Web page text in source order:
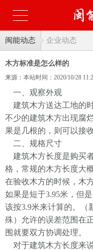
闽能动态 企业动态
木方标准是怎么样的
来源：本站时间：2020/10/28
一、观察外观
建筑木方送达工地的
不少的建筑木方出现腐
果是几根的，则可以接收
二、规格尺寸
建筑木方长度是购买
格，常规的木方长度大
在验收木方的时候，木
如果是短于3.95米，但
该按3.9米来计算的。（
殊）允许的误差范围在
围就要双方协调处理。
对于建筑木方长度来